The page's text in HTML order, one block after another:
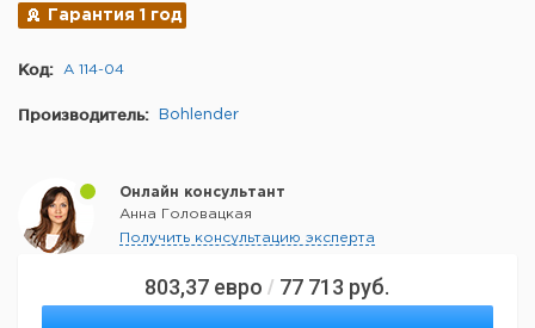
803,37 евро / 77 713 руб.
Гарантия 1 год
Код: A 114-04
Производитель: Bohlender
Онлайн консультант
Анна Головацкая
Получить консультацию эксперта